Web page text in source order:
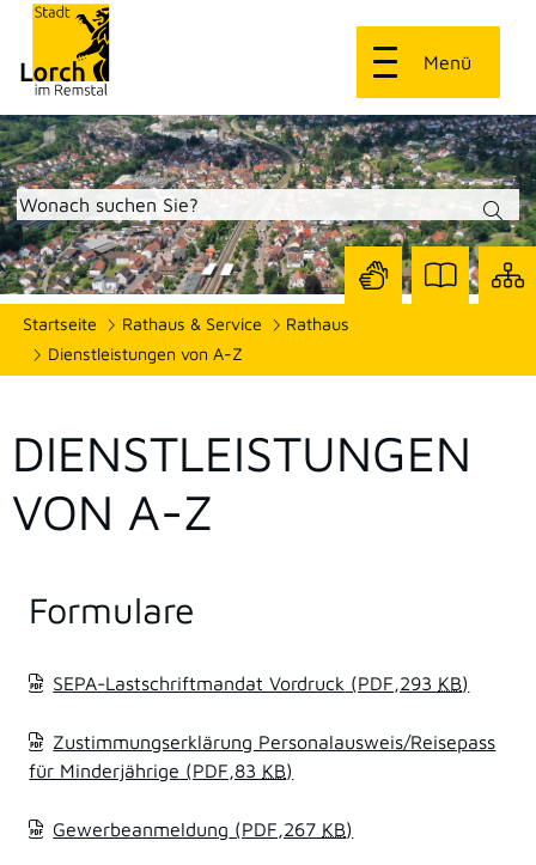
Menü
Startseite Rathaus & Service
Rathaus
Dienstleistungen von A-Z
Seite
DIENSTLEISTUNGEN
VON A-Z
Formulare
SEPA-Lastschriftmandat Vordruck (PDF,293 KB)
Zustimmungserklärung Personalausweis/Reisepass
für Minderjährige (PDF,83 KB)
Gewerbeanmeldung (PDF,267 KB)